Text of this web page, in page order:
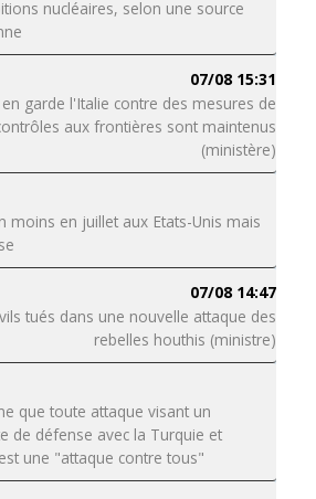
nucléaires, selon une source
07/08 15:31
garde l'Italie contre des mesures de
aux frontières sont maintenus
(ministère)
moins en juillet aux Etats-Unis mais
07/08 14:47
tués dans une nouvelle attaque des
rebelles houthis (ministre)
que toute attaque visant un
de défense avec la Turquie et
une "attaque contre tous"